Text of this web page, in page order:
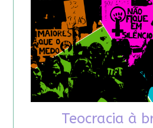
Teocracia à